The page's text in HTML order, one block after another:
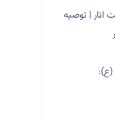
انار | توصیه
(ع):